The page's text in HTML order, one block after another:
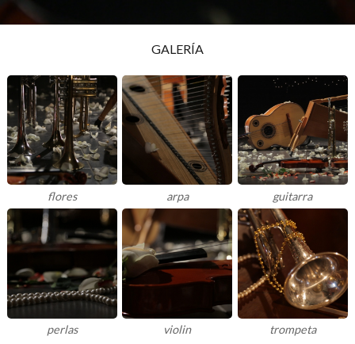
GALERÍA
flores arpa guitarra
perlas violin trompeta